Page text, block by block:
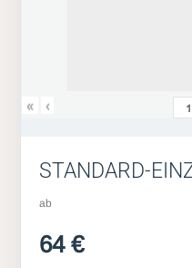
« ‹
STANDARD-
ab
64 €